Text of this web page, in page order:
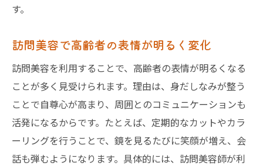
す。
訪問美容で高齢者の表情が明るく変化
訪問美容を利用することで、高齢者の表情が明るくなる
ことが多く見受けられます。理由は、身だしなみが整う
ことで自尊心が高まり、周囲とのコミュニケーションも
活発になるからです。たとえば、定期的なカットやカラ
ーリングを行うことで、鏡を見るたびに笑顔が増え、会
話も弾むようになります。具体的には、訪問美容師が利